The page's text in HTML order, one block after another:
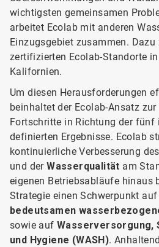
wichtigsten gemeinsamen
arbeitet Ecolab mit anderen
Einzugsgebiet zusammen. Dazu
zertifizierten Ecolab-Standorte
Kalifornien.
Um diesen Herausforderungen
beinhaltet der Ecolab-Ansatz
Fortschritte in Richtung der fünf
definierten Ergebnisse. Ecolab
kontinuierliche Verbesserung
und derWasserqualität am
eigenen Betriebsabläufe hinaus
Strategie einen Schwerpunkt auf
bedeutsamen
sowie aufWasserversorgung,
und Hygiene (WASH).